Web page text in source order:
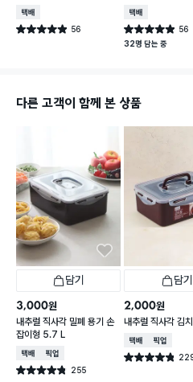
1 L
택배배송
별점 4.9점 56
건 작성
가능한 말랑핏 2.7
택배배송
별점 4.9점 56
건
32명 담는 중
다른 고객이 함께 본 상품
담기
3,000원
내추럴 직사각 밀폐 용기 손
잡이형 5.7 L
택배배송매장픽업
별점 4.8점 255
건 작성
담기
2,000원
내추럴 직사각 김
택배배송매장픽업
별점 4.8점 건